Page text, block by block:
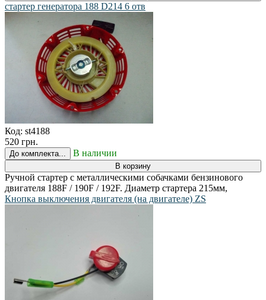
стартер генератора 188 D214 6 отв
Код: st4188
520 грн.
До комплекта... В наличии
В корзину
Ручной стартер с металлическими собачками бензинового
двигателя 188F / 190F / 192F. Диаметр стартера 215мм,
Кнопка выключения двигателя (на двигателе) ZS